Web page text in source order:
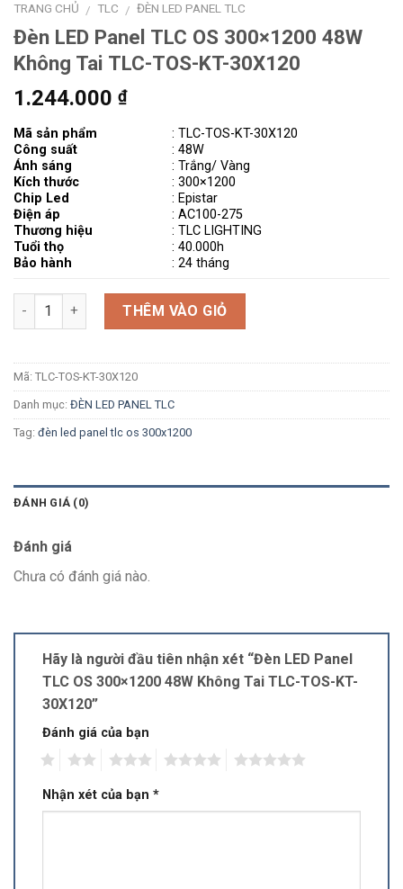
TRANG CHỦ / TLC / ĐÈN LED PANEL TLC
Đèn LED Panel TLC OS 300×1200 48W
Không Tai TLC-TOS-KT-30X120
1.244.000 ₫
Mã sản phẩm
Công suất
Ánh sáng
Kích thước
Chip Led
Điện áp
Thương hiệu
Tuổi thọ
Bảo hành
: TLC-TOS-KT-30X120
: 48W
: Trắng/ Vàng
: 300×1200
: Epistar
:AC100-275
: TLC LIGHTING
: 40.000h
: 24 tháng
Số lượng THÊM VÀO GIỎ
Mã: TLC-TOS-KT-30X120
Danh mục: ĐÈN LED PANEL TLC
Tag: đèn led panel tlc os 300x1200
ĐÁNH GIÁ (0)
Đánh giá
Chưa có đánh giá nào.
Hãy là người đầu tiên nhận xét “Đèn LED Panel
TLC OS 300×1200 48W Không Tai TLC-TOS-KT-
30X120”
Đánh giá của bạn
Nhận xét của bạn *